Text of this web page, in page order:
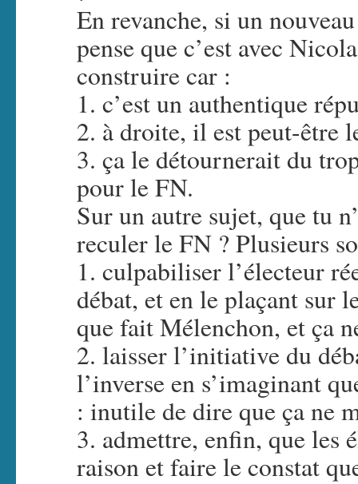
En revanche, si un
pense que c’est avec
construire car :
1. c’est un authentique
2. à droite, il est peut-être
3. ça le détournerait du
pour le FN.
Sur un autre sujet, que tu
reculer le FN ? Plusieurs
1. culpabiliser l’électeur
débat, et en le plaçant sur
que fait Mélenchon, et ça
2. laisser l’initiative du
l’inverse en s’imaginant
: inutile de dire que ça ne
3. admettre, enfin, que les
raison et faire le constat